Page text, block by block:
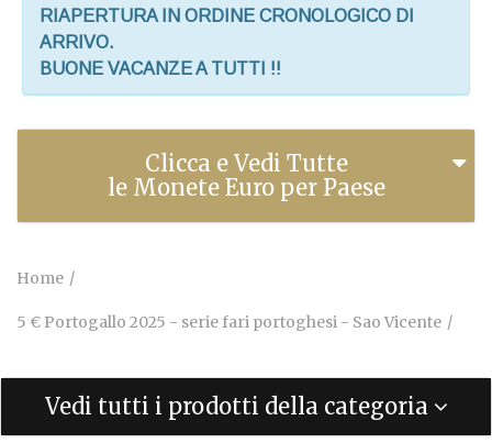
RIAPERTURA IN ORDINE CRONOLOGICO DI
ARRIVO.
BUONE VACANZE A TUTTI !!
Clicca e Vedi Tutte
le Monete Euro per Paese
Home
5 € Portogallo 2025 - serie fari portoghesi - Sao Vicente
Vedi tutti i prodotti della categoria